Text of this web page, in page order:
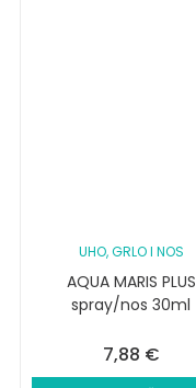
UHO, GRLO I NOS
AQUA MARIS PLUS
spray/nos 30ml
7,88 €